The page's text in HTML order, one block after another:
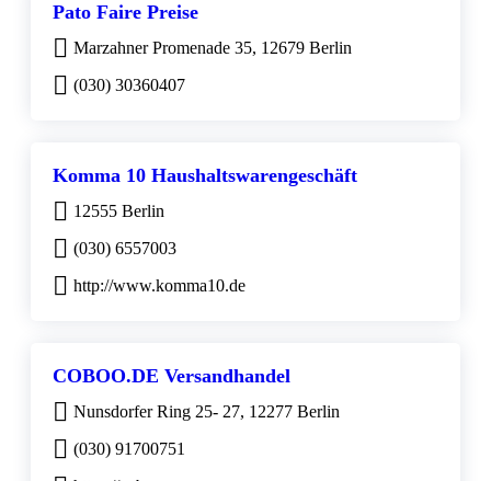
Pato Faire Preise
Marzahner Promenade 35, 12679 Berlin
(030) 30360407
Komma 10 Haushaltswarengeschäft
12555 Berlin
(030) 6557003
http://www.komma10.de
COBOO.DE Versandhandel
Nunsdorfer Ring 25- 27, 12277 Berlin
(030) 91700751